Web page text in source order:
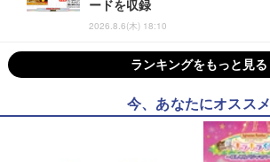
ードを収録
2026.8.6(木) 18:10
ランキングをもっと見る
今、あなたにオススメ